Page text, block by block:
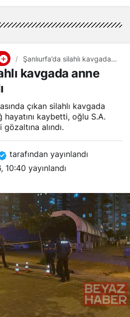
Şanlıurfa’da silahlı kavgada
anne öldü, oğlu yaralı
kavgada anne
çıkan silahlı kavgada
kaybetti, oğlu S.A.
alındı.
tarafından yayınlandı
10:40 yayınlandı